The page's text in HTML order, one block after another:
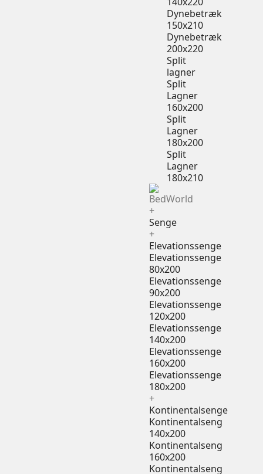
Dynebetræk
150x210
Dynebetræk
200x220
Split
lagner
Split
Lagner
160x200
Split
Lagner
180x200
Split
Lagner
180x210
+
Senge
+
Elevationssenge
Elevationssenge
80x200
Elevationssenge
90x200
Elevationssenge
120x200
Elevationssenge
140x200
Elevationssenge
160x200
Elevationssenge
180x200
+
Kontinentalsenge
Kontinentalseng
140x200
Kontinentalseng
160x200
Kontinentalseng